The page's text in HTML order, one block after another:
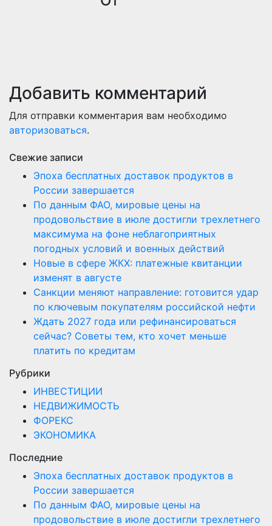
Добавить комментарий
Для отправки комментария вам необходимо
авторизоваться.
Свежие записи
Эпоха бесплатных доставок продуктов в
России завершается
По данным ФАО, мировые цены на
продовольствие в июле достигли трехлетнего
максимума на фоне неблагоприятных
погодных условий и военных действий
Новые в сфере ЖКХ: платежные квитанции
изменят в августе
Санкции меняют направление: готовится удар
по ключевым покупателям российской нефти
Ждать 2027 года или рефинансироваться
сейчас? Советы тем, кто хочет меньше
платить по кредитам
Рубрики
ИНВЕСТИЦИИ
НЕДВИЖИМОСТЬ
ФОРЕКС
ЭКОНОМИКА
Последние
Эпоха бесплатных доставок продуктов в
России завершается
По данным ФАО, мировые цены на
продовольствие в июле достигли трехлетнего